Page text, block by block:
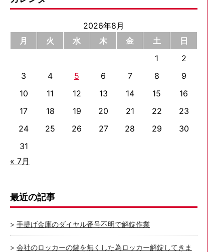
2026年8月
月
火 水 木 金 土
日
1
2
3
4 5 6 7 8
9
10
11 12 13 14 15
16
17
18 19 20 21 22
23
24
25 26 27 28 29
30
31
« 7月
最近の記事
手提げ金庫のダイヤル番号不明で解錠作業
会社のロッカーの鍵を無くした為ロッカー解錠してきま